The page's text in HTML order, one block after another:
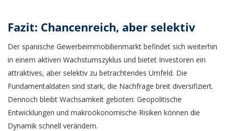
Fazit: Chancenreich, aber selektiv
Der spanische Gewerbeimmobilienmarkt befindet sich weiterhin
in einem aktiven Wachstumszyklus und bietet Investoren ein
attraktives, aber selektiv zu betrachtendes Umfeld. Die
Fundamentaldaten sind stark, die Nachfrage breit diversifiziert.
Dennoch bleibt Wachsamkeit geboten: Geopolitische
Entwicklungen und makroökonomische Risiken können die
Dynamik schnell verändern.